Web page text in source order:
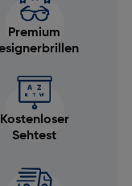
Premium
Kostenloser
Sehtest